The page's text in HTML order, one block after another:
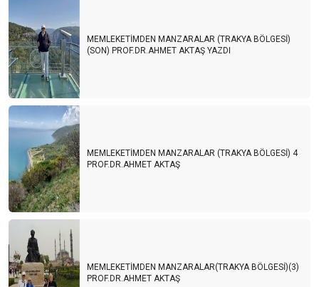
MEMLEKETİMDEN MANZARALAR (TRAKYA BÖLGESİ)
(SON) PROF.DR.AHMET AKTAŞ YAZDI
MEMLEKETİMDEN MANZARALAR (TRAKYA BÖLGESİ) 4
PROF.DR.AHMET AKTAŞ
MEMLEKETİMDEN MANZARALAR(TRAKYA BÖLGESİ)(3)
PROF.DR.AHMET AKTAŞ